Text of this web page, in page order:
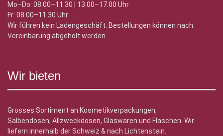
Mo–Do: 08.00–11.30 | 13.00–17.00 Uhr
Fr: 08.00–11.30 Uhr
Wir führen kein Ladengeschäft. Bestellungen können nach
Vereinbarung abgeholt werden.
Wir bieten
Grosses Sortiment an Kosmetikverpackungen,
Salbendosen, Allzweckdosen, Glaswaren und Flaschen. Wir
liefern innerhalb der Schweiz & nach Lichtenstein.